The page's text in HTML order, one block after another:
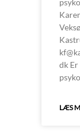
dk
LÆS